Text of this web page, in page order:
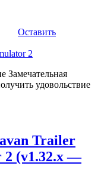
Оставить
Замечательная
удовольствие
Trailer
2 (v1.32.x —